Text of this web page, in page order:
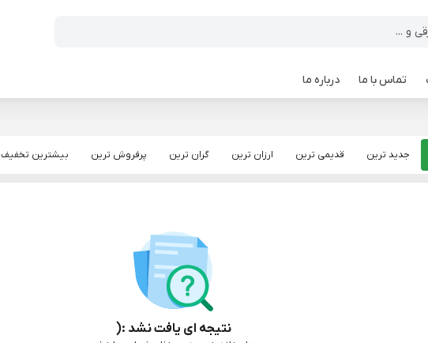
تماس با ما درباره ما
جدید ترین قدیمی ترین ارزان ترین گران ترین پرفروش ترین بیشترین تخفیف
نتیجه ای یافت نشد :(